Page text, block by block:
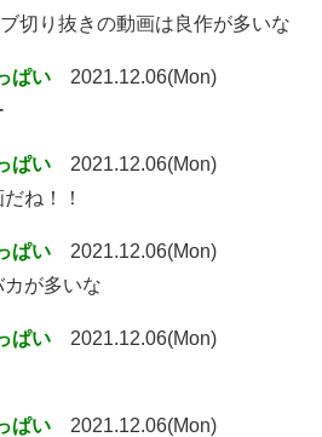
切り抜きの動画は良作が多いな
ぱい
2021.12.06(Mon)
ぱい
2021.12.06(Mon)
ね！！
ぱい
2021.12.06(Mon)
が多いな
ぱい
2021.12.06(Mon)
ぱい
2021.12.06(Mon)